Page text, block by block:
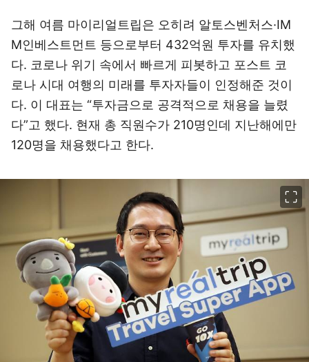
그해 여름 마이리얼트립은 오히려 알토스벤처스·IM
M인베스트먼트 등으로부터 432억원 투자를 유치했
다. 코로나 위기 속에서 빠르게 피봇하고 포스트 코
로나 시대 여행의 미래를 투자자들이 인정해준 것이
다. 이 대표는 “투자금으로 공격적으로 채용을 늘렸
다”고 했다. 현재 총 직원수가 210명인데 지난해에만
120명을 채용했다고 한다.